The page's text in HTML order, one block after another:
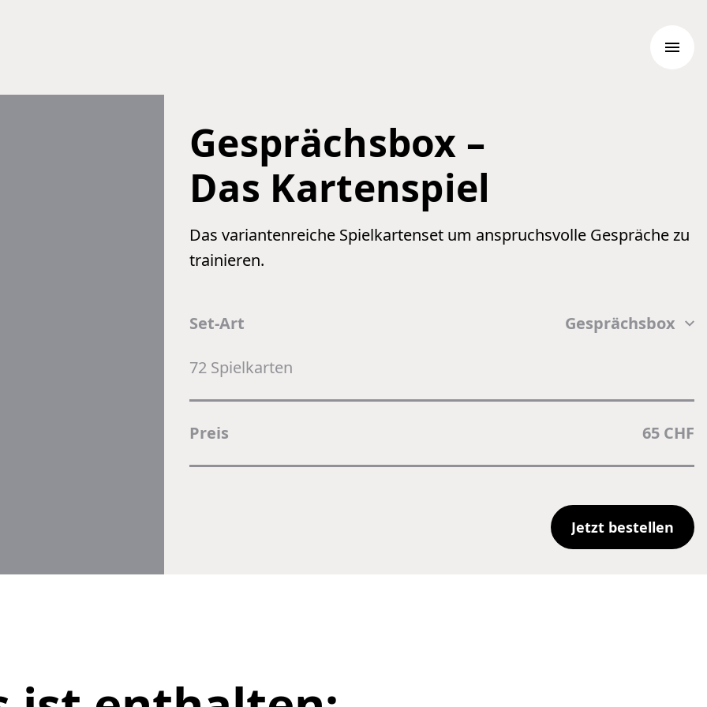
Gesprächsbox –
Das Kartenspiel
Das variantenreiche Spielkartenset um anspruchsvolle Gespräche zu
trainieren.
Set-Art
72 Spielkarten
Preis 65 CHF
Jetzt bestellen
Jetzt bestellen
Jetzt